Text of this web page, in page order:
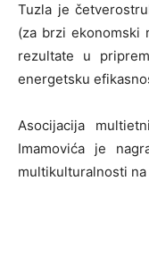
Tuzla je
(za brzi ekonomski
rezultate u
energetsku
Asocijacija
Imamovića je
multikulturalnosti